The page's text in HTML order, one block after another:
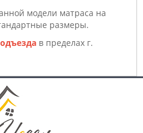
модели матраса на
размеры.
в пределах г.